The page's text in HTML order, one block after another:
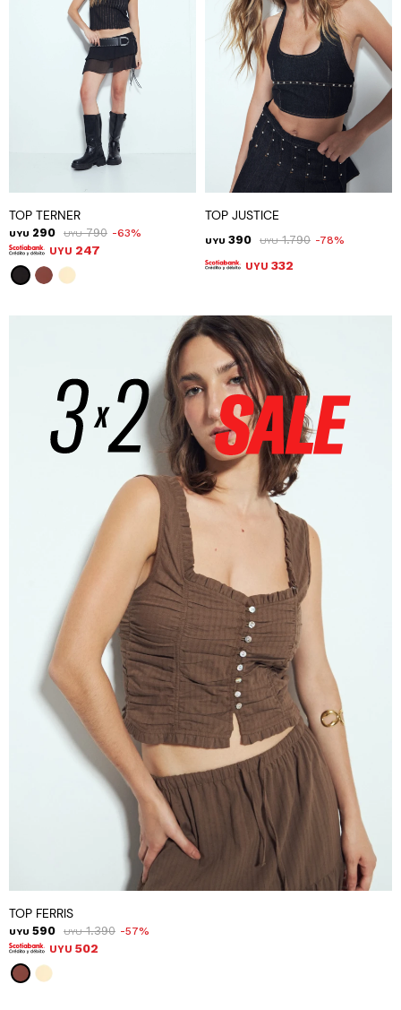
TOP TERNER
UYU 290 UYU 790 63
UYU 247
TOP JUSTICE
UYU 390 UYU 1.790 78
UYU 332
TOP FERRIS
UYU 590 UYU 1.390 57
UYU 502